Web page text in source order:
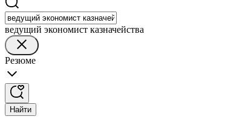
ведущий экономист казначейства
Резюме
Найти